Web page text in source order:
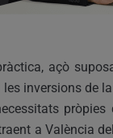
açò
les inversions de
a València